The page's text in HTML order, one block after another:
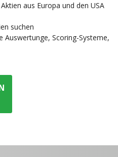
aus Europa und den USA
suchen
Auswertunge, Scoring-Systeme,